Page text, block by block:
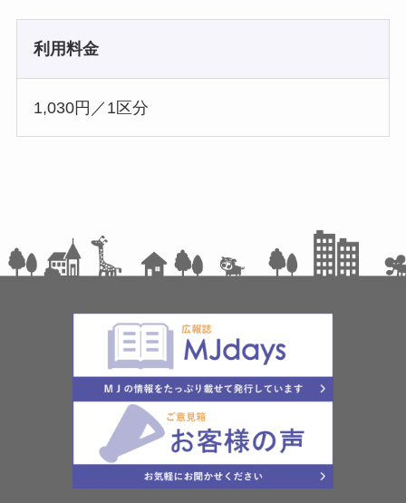
利用料金
1,030円／1区分